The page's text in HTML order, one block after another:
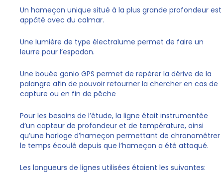
Un hameçon unique situé à la plus grande profondeur est
appâté avec du calmar.
Une lumière de type électralume permet de faire un
leurre pour l’espadon.
Une bouée gonio GPS permet de repérer la dérive de la
palangre afin de pouvoir retourner la chercher en cas de
capture ou en fin de pêche
Pour les besoins de l’étude, la ligne était instrumentée
d’un capteur de profondeur et de température, ainsi
qu’une horloge d’hameçon permettant de chronométrer
le temps écoulé depuis que l’hameçon a été attaqué.
Les longueurs de lignes utilisées étaient les suivantes: